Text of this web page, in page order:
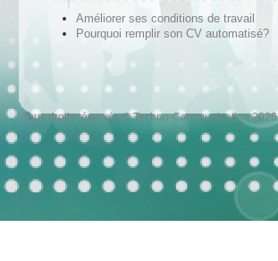
Améliorer ses conditions de travail
Pourquoi remplir son CV automatisé?
Tous droits réservés © Techno-Communication 2026